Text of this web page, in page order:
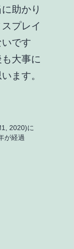
助かり
プレイ
です
大事に
ます。
2020)に
が経過